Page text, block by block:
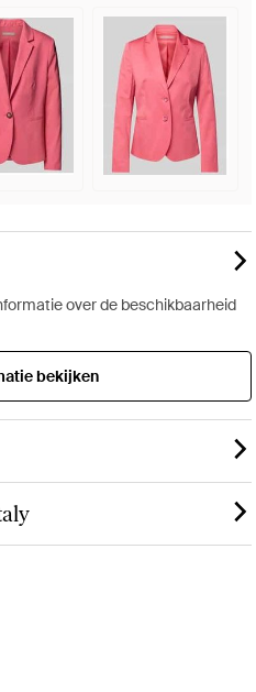
over de beschikbaarheid
bekijken